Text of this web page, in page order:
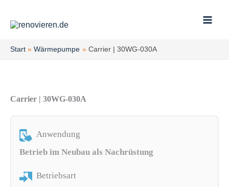
springen
Start Wärmepumpe Carrier | 30WG-030A
Carrier | 30WG-030A
Anwendung
Betrieb im Neubau als Nachrüstung
Betriebsart